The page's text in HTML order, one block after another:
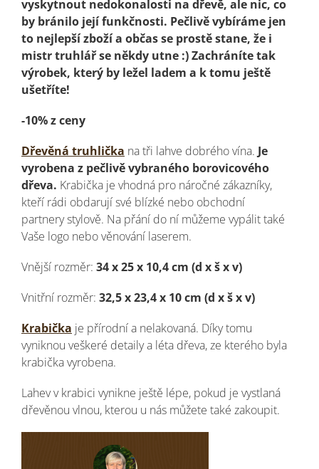
vyskytnout nedokonalosti na dřevě, ale nic, co
by bránilo její funkčnosti. Pečlivě vybíráme jen
to nejlepší zboží a občas se prostě stane, že i
mistr truhlář se někdy utne :) Zachráníte tak
výrobek, který by ležel ladem a k tomu ještě
ušetříte!
-10% z ceny
Dřevěná truhlička na tři lahve dobrého vína. Je
vyrobena z pečlivě vybraného borovicového
dřeva. Krabička je vhodná pro náročné zákazníky,
kteří rádi obdarují své blízké nebo obchodní
partnery stylově. Na přání do ní můžeme vypálit také
Vaše logo nebo věnování laserem.
Vnější rozměr: 34 x 25 x 10,4 cm (d x š x v)
Vnitřní rozměr: 32,5 x 23,4 x 10 cm (d x š x v)
Krabička je přírodní a nelakovaná. Díky tomu
vyniknou veškeré detaily a léta dřeva, ze kterého byla
krabička vyrobena.
Lahev v krabici vynikne ještě lépe, pokud je vystlaná
dřevěnou vlnou, kterou u nás můžete také zakoupit.